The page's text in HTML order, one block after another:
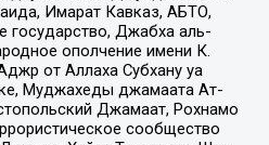
Имарат Кавказ, АБТО,
государство, Джабха аль-
ополчение имени К.
от Аллаха Субхану уа
Муджахеды джамаата Ат-
Джамаат, Рохнамо
сообщество